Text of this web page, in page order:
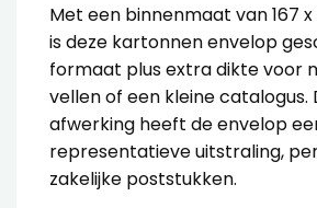
Met een binnenmaat van 167
is deze kartonnen envelop
formaat plus extra dikte voor
vellen of een kleine catalogus.
afwerking heeft de envelop
representatieve uitstraling,
zakelijke poststukken.